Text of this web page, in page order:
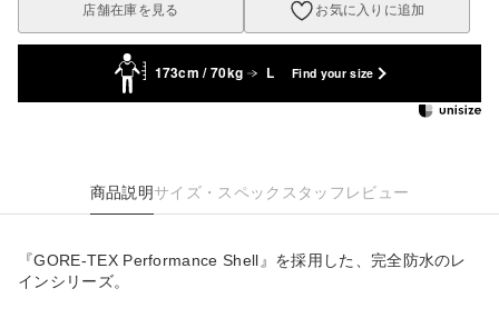
店舗在庫を見る お気に入りに追加
173cm / 70kg L Find your size
商品説明サイズ・スペック スタッフレビュー
『GORE-TEX Performance Shell』を採用した、完全防水のレ
インシリーズ。